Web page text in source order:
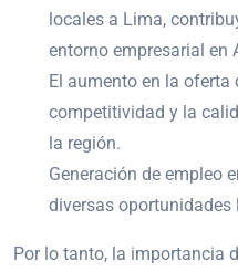
locales a Lima,
entorno empresarial en
El aumento en la
competitividad y la
la región.
Generación de empleo
diversas
Por lo tanto, la importancia